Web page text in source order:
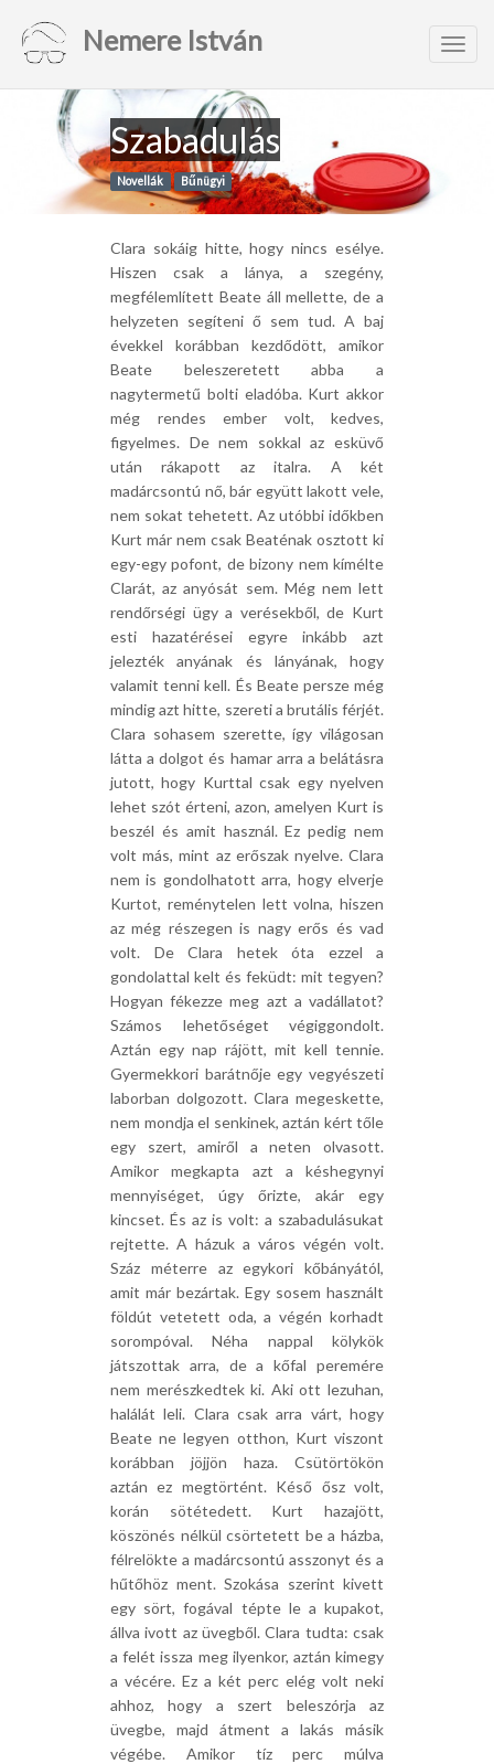
Nemere István
Szabadulás
Novellák Bűnügyi
Clara sokáig hitte, hogy nincs esélye.
Hiszen csak a lánya, a szegény,
megfélemlített Beate áll mellette, de a
helyzeten segíteni ő sem tud. A baj
évekkel korábban kezdődött, amikor
Beate beleszeretett abba a
nagytermetű bolti eladóba. Kurt akkor
még rendes ember volt, kedves,
figyelmes. De nem sokkal az esküvő
után rákapott az italra. A két
madárcsontú nő, bár együtt lakott vele,
nem sokat tehetett. Az utóbbi időkben
Kurt már nem csak Beaténak osztott ki
egy-egy pofont, de bizony nem kímélte
Clarát, az anyósát sem. Még nem lett
rendőrségi ügy a verésekből, de Kurt
esti hazatérései egyre inkább azt
jelezték anyának és lányának, hogy
valamit tenni kell. És Beate persze még
mindig azt hitte, szereti a brutális férjét.
Clara sohasem szerette, így világosan
látta a dolgot és hamar arra a belátásra
jutott, hogy Kurttal csak egy nyelven
lehet szót érteni, azon, amelyen Kurt is
beszél és amit használ. Ez pedig nem
volt más, mint az erőszak nyelve. Clara
nem is gondolhatott arra, hogy elverje
Kurtot, reménytelen lett volna, hiszen
az még részegen is nagy erős és vad
volt. De Clara hetek óta ezzel a
gondolattal kelt és feküdt: mit tegyen?
Hogyan fékezze meg azt a vadállatot?
Számos lehetőséget végiggondolt.
Aztán egy nap rájött, mit kell tennie.
Gyermekkori barátnője egy vegyészeti
laborban dolgozott. Clara megeskette,
nem mondja el senkinek, aztán kért tőle
egy szert, amiről a neten olvasott.
Amikor megkapta azt a késhegynyi
mennyiséget, úgy őrizte, akár egy
kincset. És az is volt: a szabadulásukat
rejtette. A házuk a város végén volt.
Száz méterre az egykori kőbányától,
amit már bezártak. Egy sosem használt
földút vetetett oda, a végén korhadt
sorompóval. Néha nappal kölykök
játszottak arra, de a kőfal peremére
nem merészkedtek ki. Aki ott lezuhan,
halálát leli. Clara csak arra várt, hogy
Beate ne legyen otthon, Kurt viszont
korábban jöjjön haza. Csütörtökön
aztán ez megtörtént. Késő ősz volt,
korán sötétedett. Kurt hazajött,
köszönés nélkül csörtetett be a házba,
félrelökte a madárcsontú asszonyt és a
hűtőhöz ment. Szokása szerint kivett
egy sört, fogával tépte le a kupakot,
állva ivott az üvegből. Clara tudta: csak
a felét issza meg ilyenkor, aztán kimegy
a vécére. Ez a két perc elég volt neki
ahhoz, hogy a szert beleszórja az
üvegbe, majd átment a lakás másik
végébe. Amikor tíz perc múlva